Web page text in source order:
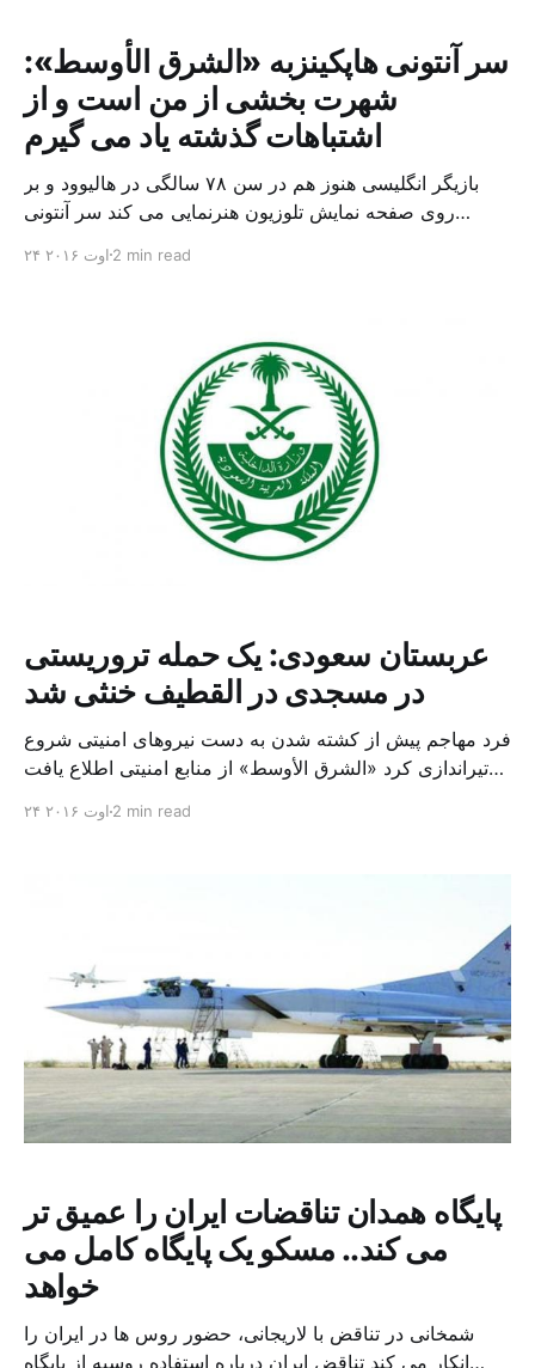
سر آنتونی هاپکینزبه «الشرق الأوسط»:
شهرت بخشی از من است و از
اشتباهات گذشته یاد می گیرم
بازیگر انگلیسی هنوز هم در سن ۷۸ سالگی در هالیوود و بر
روی صفحه نمایش تلوزیون هنرنمایی می کند سر آنتونی
پیدا می کند و به هنرنمایی ادامه می دهد. پیشنهاد های زیادی به
۲۴ اوت ۲۰۱۶ 2 min read
عربستان سعودی: یک حمله تروریستی
در مسجدی در القطیف خنثی شد
فرد مهاجم پیش از کشته شدن به دست نیروهای امنیتی شروع
به تیراندازی کرد «الشرق الأوسط» از منابع امنیتی اطلاع یافت
به مسجدی در القطیف، در شرق این کشور را خنثی کرده و
۲۴ اوت ۲۰۱۶ 2 min read
پایگاه همدان تناقضات ایران را عمیق تر
می کند.. مسکو یک پایگاه کامل می
خواهد
شمخانی در تناقض با لاریجانی، حضور روس ها در ایران را
انکار می کند تناقض ایران درباره استفاده روسیه از پایگاه